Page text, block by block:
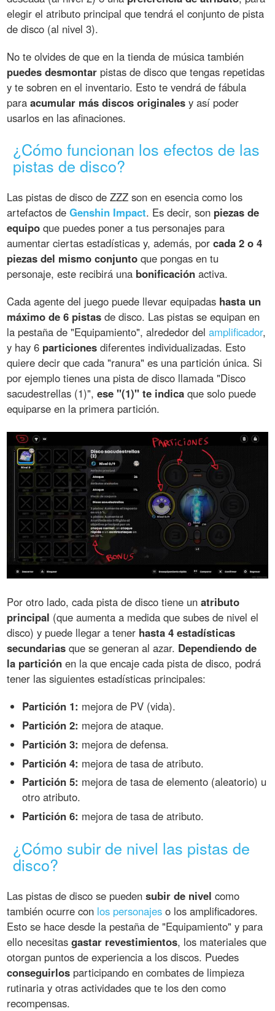
elegir el atributo principal que tendrá el conjunto de pista
de disco (al nivel 3).
No te olvides de que en la tienda de música también
puedes desmontar pistas de disco que tengas repetidas
y te sobren en el inventario. Esto te vendrá de fábula
paraacumular más discos originales y así poder
usarlos en las afinaciones.
¿Cómo funcionan los efectos de las
pistas de disco?
Las pistas de disco de ZZZ son en esencia como los
artefactos deGenshin Impact. Es decir, son piezas de
equipo que puedes poner a tus personajes para
aumentar ciertas estadísticas y, además, porcada 2 o 4
piezas del mismo conjunto que pongas en tu
personaje, este recibirá una bonificación activa.
Cada agente del juego puede llevar equipadas hasta un
máximo de 6 pistas de disco. Las pistas se equipan en
la pestaña de "Equipamiento", alrededor delamplificador,
y hay 6 particiones diferentes individualizadas. Esto
quiere decir que cada "ranura" es una partición única. Si
por ejemplo tienes una pista de disco llamada "Disco
sacudestrellas (1)",ese "(1)" te indica que solo puede
equiparse en la primera partición.
Por otro lado, cada pista de disco tiene unatributo
principal (que aumenta a medida que subes de nivel el
disco) y puede llegar a tener hasta 4 estadísticas
secundarias que se generan al azar. Dependiendo de
la partición en la que encaje cada pista de disco, podrá
tener las siguientes estadísticas principales:
Partición 1: mejora de PV (vida).
Partición 2: mejora de ataque.
Partición 3: mejora de defensa.
Partición 4: mejora de tasa de atributo.
Partición 5: mejora de tasa de elemento (aleatorio) u
otro atributo.
Partición 6: mejora de tasa de atributo.
¿Cómo subir de nivel las pistas de
disco?
Las pistas de disco se puedensubir de nivel como
también ocurre con los personajes o los amplificadores.
Esto se hace desde la pestaña de "Equipamiento" y para
ello necesitasgastar revestimientos, los materiales que
otorgan puntos de experiencia a los discos. Puedes
conseguirlos participando en combates de limpieza
rutinaria y otras actividades que te los den como
recompensas.